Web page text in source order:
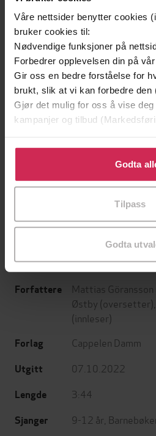
Våre nettsider benytter cookies
bruker cookies til:
Nødvendige funksjoner på
Forbedrer opplevelsen din på
Gir oss en bedre forståelse for
brukt, slik at vi kan forbedre den
Gjør det mulig for oss å vise
kampanjer og tilbud
Klikk på «Godta alle» for å gi
bruke cookies for alle disse
tilpasse ditt samtykke til
Godta
Tilpass
Godta
149,-
LYDBOK
Forfattere Mattias Göransson
Østby (oversetter),
(innleser)
Forlag Cappelen Damm
Utgitt 07.10.2022
Lengde 3:44
Sjanger 9-12 år